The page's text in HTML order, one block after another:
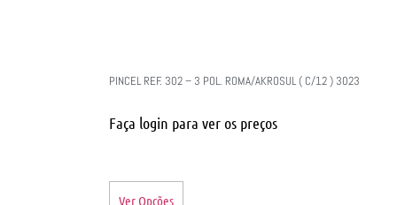
PINCEL REF. 302 – 3 POL. ROMA/AKROSUL ( C/12 ) 3023
Faça login para ver os preços
Ver Opções